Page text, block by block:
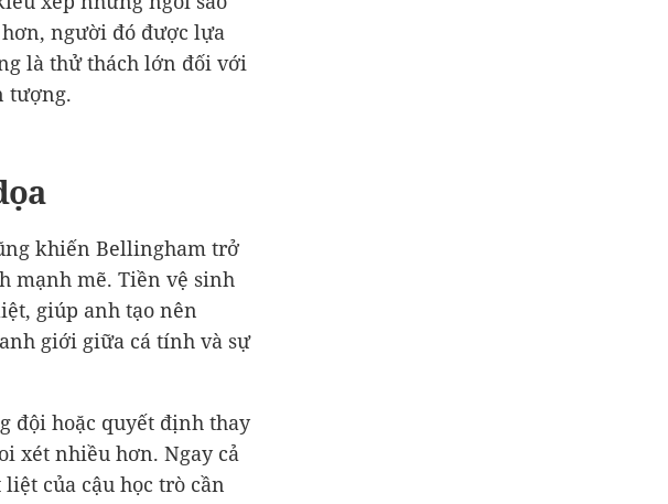
người đó được lựa
là thử thách lớn đối với
tượng.
khiến Bellingham trở
mạnh mẽ. Tiền vệ sinh
giúp anh tạo nên
giới giữa cá tính và sự
đội hoặc quyết định thay
xét nhiều hơn. Ngay cả
của cậu học trò cần